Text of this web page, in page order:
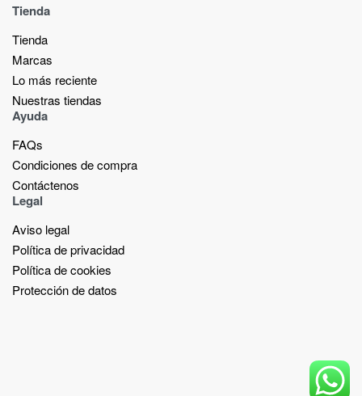
Tienda
Tienda
Marcas
Lo más reciente​
Nuestras tiendas​
Ayuda
FAQs
Condiciones de compra
Contáctenos
Legal
Aviso legal
Política de privacidad
Política de cookies
Protección de datos